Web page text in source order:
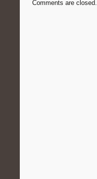
Comments are closed.